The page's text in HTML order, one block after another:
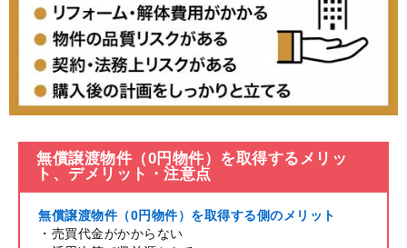
無償譲渡物件（0円物件）を取得するメリッ
ト、デメリット・注意点
無償譲渡物件（0円物件）を取得する側のメリット
・売買代金がかからない